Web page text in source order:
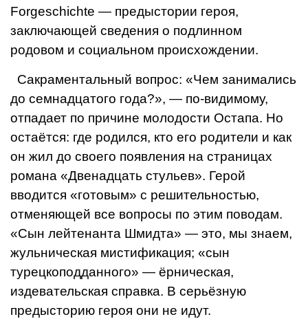
Forgeschichte — предыстории героя,
заключающей сведения о подлинном
родовом и социальном происхождении.
Сакраментальный вопрос: «Чем зани­мались
до семнадцатого года?», — по-видимому,
отпадает по причине мо­лодости Остапа. Но
остаётся: где родил­ся, кто его родители и как
он жил до своего появления на страницах
романа «Две­надцать стульев». Герой
вводится «готовым» с решительностью,
отменяющей все вопро­сы по этим поводам.
«Сын лейтенанта Шмид­та» — это, мы знаем,
жульническая мисти­фикация; «сын
турецкоподданного» — ёрни­ческая,
издевательская справка. В серьёз­ную
предысторию героя они не идут.